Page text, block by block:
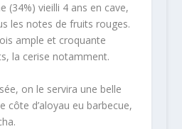
(34%) vieilli 4 ans en cave,
les notes de fruits rouges.
ample et croquante
la cerise notamment.
on le servira une belle
côte d’aloyau eu barbecue,